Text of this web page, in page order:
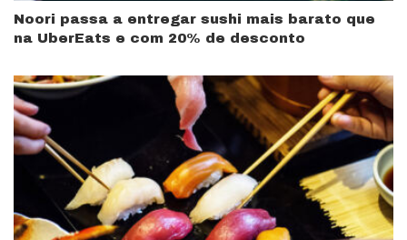
Noori passa a entregar sushi mais barato que
na UberEats e com 20% de desconto